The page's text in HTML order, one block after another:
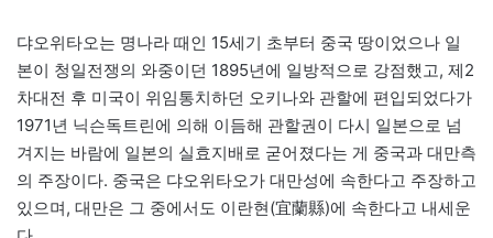
댜오위타오는 명나라 때인 15세기 초부터 중국 땅이었으나 일
본이 청일전쟁의 와중이던 1895년에 일방적으로 강점했고, 제2
차대전 후 미국이 위임통치하던 오키나와 관할에 편입되었다가
1971년 닉슨독트린에 의해 이듬해 관할권이 다시 일본으로 넘
겨지는 바람에 일본의 실효지배로 굳어졌다는 게 중국과 대만측
의 주장이다. 중국은 댜오위타오가 대만성에 속한다고 주장하고
있으며, 대만은 그 중에서도 이란현(宜蘭縣)에 속한다고 내세운